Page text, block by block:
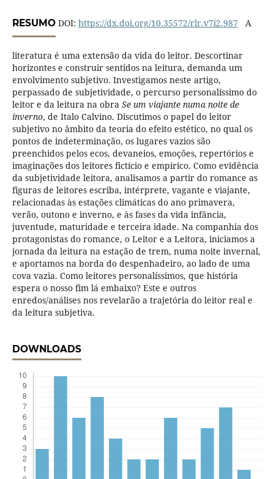
RESUMODOI: https://dx.doi.org/10.35572/rlr.v7i2.987 A
literatura é uma extensão da vida do leitor. Descortinar
horizontes e construir sentidos na leitura, demanda um
envolvimento subjetivo. Investigamos neste artigo,
perpassado de subjetividade, o percurso personalíssimo do
leitor e da leitura na obra Se um viajante numa noite de
inverno, de Italo Calvino. Discutimos o papel do leitor
subjetivo no âmbito da teoria do efeito estético, no qual os
pontos de indeterminação, os lugares vazios são
preenchidos pelos ecos, devaneios, emoções, repertórios e
imaginações dos leitores fictício e empírico. Como evidência
da subjetividade leitora, analisamos a partir do romance as
figuras de leitores escriba, intérprete, vagante e viajante,
relacionadas às estações climáticas do ano primavera,
verão, outono e inverno, e às fases da vida infância,
juventude, maturidade e terceira idade. Na companhia dos
protagonistas do romance, o Leitor e a Leitora, iniciamos a
jornada da leitura na estação de trem, numa noite invernal,
e aportamos na borda do despenhadeiro, ao lado de uma
cova vazia. Como leitores personalíssimos, que história
espera o nosso fim lá embaixo? Este e outros
enredos/análises nos revelarão a trajetória do leitor real e
da leitura subjetiva.
DOWNLOADS